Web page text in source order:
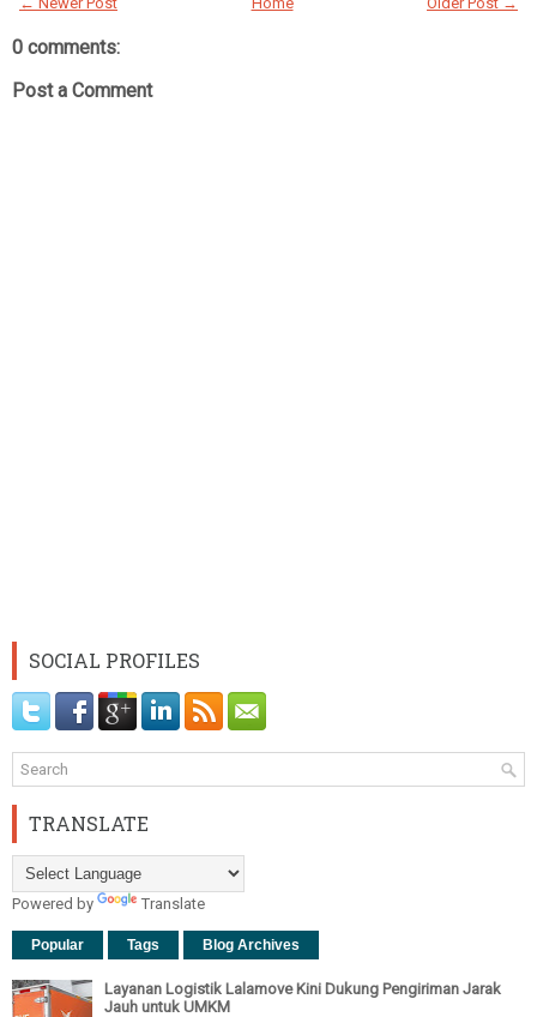
0 comments:
Post a Comment
SOCIAL PROFILES
TRANSLATE
Powered by Translate
Popular Tags Blog Archives
Layanan Logistik Lalamove Kini Dukung Pengiriman Jarak
Jauh untuk UMKM